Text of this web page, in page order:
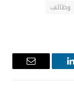
وظائف
لينكدإن
البريد